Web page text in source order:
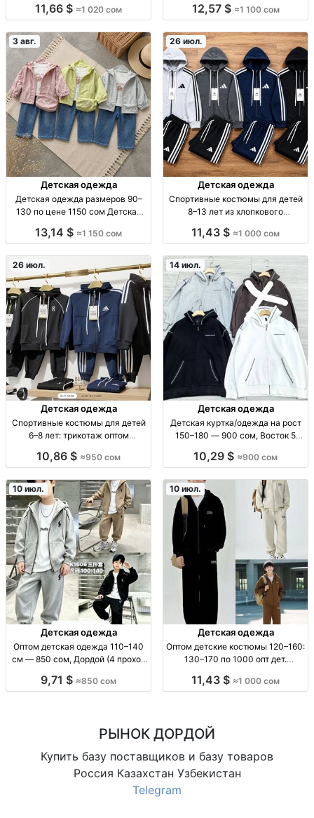
рост 90–130 см, пр-во Китай.
11,66 $ ≈1 020 сом
см, 1100 сом
12,57 $ ≈1 100 сом
3 авг.
Детская одежда
Детская одежда размеров 90–
130 по цене 1150 сом Детская
13,14 $ ≈1 150 сом
26 июл.
Детская одежда
Спортивные костюмы для детей
8–13 лет из хлопкового
шт дет. спортивн. костюм
размеры 8-13 лет, в линейке 5 шт,
повседневный/спо
11,43 $ ≈1 000 сом
26 июл.
Детская одежда
Спортивные костюмы для детей
6–8 лет: трикотаж оптом
Спорт.костюм дет. трикотаж 6–8
школьный/спорт, повседневный.
10,86 $ ≈950 сом
14 июл.
Детская одежда
Детская куртка/одежда на рост
150–180 — 900 сом, Восток 5
подростков; рост 150-180 см;
проход 100/24; из Китая; для
10,29 $ ≈900 сом
10 июл.
Детская одежда
Оптом детская одежда 110–140
см — 850 сом, Дордой (4 проход
110–140 см; цена 850 сом;
9,71 $ ≈850 сом
10 июл.
Детская одежда
Оптом детские костюмы 120–160:
130–170 по 1000 опт дет.
170 по 1000; сезонная одежда,
11,43 $ ≈1 000 сом
РЫНОК ДОРДОЙ
Купить базу поставщиков и базу товаров
Россия Казахстан Узбекистан
Telegram